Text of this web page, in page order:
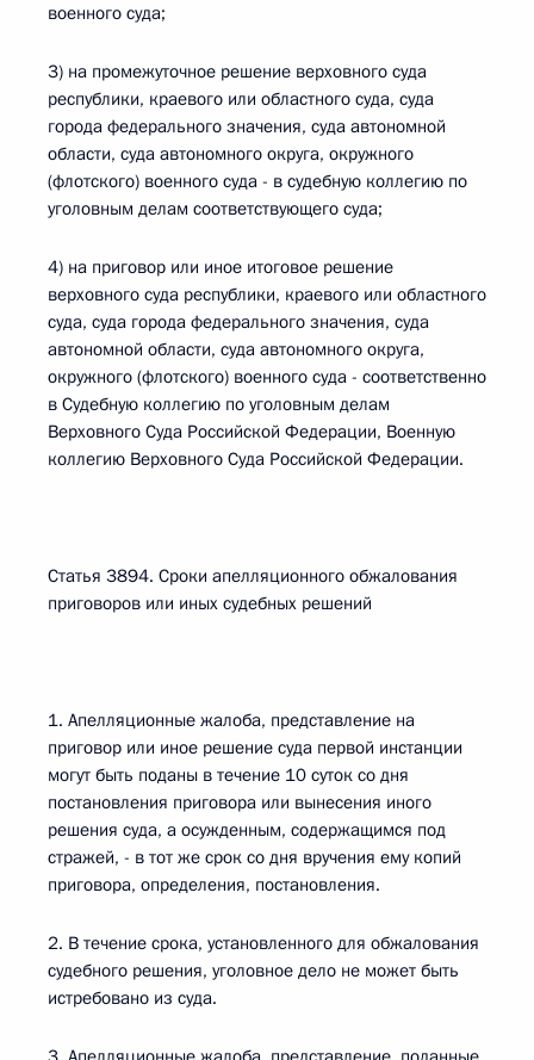
военного суда;
3) на промежуточное решение верховного суда
республики, краевого или областного суда, суда
города федерального значения, суда автономной
области, суда автономного округа, окружного
(флотского) военного суда - в судебную коллегию по
уголовным делам соответствующего суда;
4) на приговор или иное итоговое решение
верховного суда республики, краевого или областного
суда, суда города федерального значения, суда
автономной области, суда автономного округа,
окружного (флотского) военного суда - соответственно
в Судебную коллегию по уголовным делам
Верховного Суда Российской Федерации, Военную
коллегию Верховного Суда Российской Федерации.
Статья 3894. Сроки апелляционного обжалования
приговоров или иных судебных решений
1. Апелляционные жалоба, представление на
приговор или иное решение суда первой инстанции
могут быть поданы в течение 10 суток со дня
постановления приговора или вынесения иного
решения суда, а осужденным, содержащимся под
стражей, - в тот же срок со дня вручения ему копий
приговора, определения, постановления.
2. В течение срока, установленного для обжалования
судебного решения, уголовное дело не может быть
истребовано из суда.